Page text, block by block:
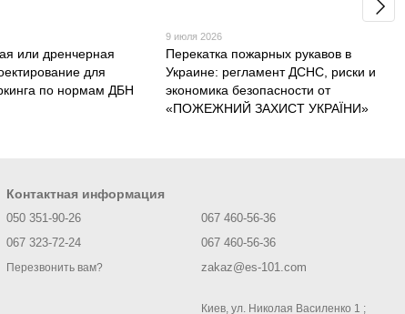
или дренчерная
для
по нормам ДБН
9 июля 2026
Перекатка пожарных рукавов в
Украине: регламент ДСНС, риски и
экономика безопасности от
«ПОЖЕЖНИЙ ЗАХИСТ УКРАЇНИ»
Контактная информация
050 351-90-26
067 323-72-24
Перезвонить вам?
067 460-56-36
067 460-56-36
zakaz@es-101.com
Киев, ул. Николая Василенко 1 ;